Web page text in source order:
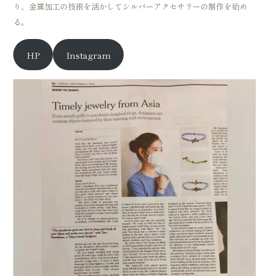
り、金属加工の技術を活かしてシルバーアクセサリーの制作を始め
る。
HP Instagram